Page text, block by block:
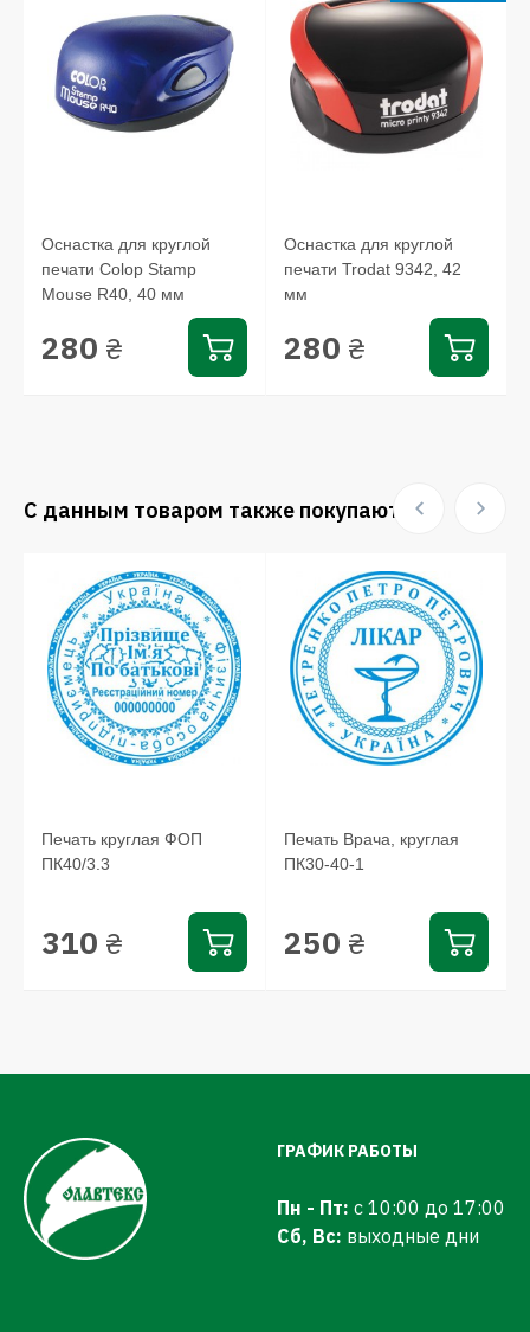
Оснастка для круглой
печати Colop Stamp
Mouse R40, 40 мм
280 ₴
Оснастка для круглой
печати Trodat 9342, 42
мм
280 ₴
С данным товаром также покупают:
Печать круглая ФОП
ПК40/3.3
310 ₴
Печать Врача, круглая
ПК30-40-1
250 ₴
ГРАФИК РАБОТЫ
Пн - Пт: с 10:00 до 17:00
Сб, Вс: выходные дни